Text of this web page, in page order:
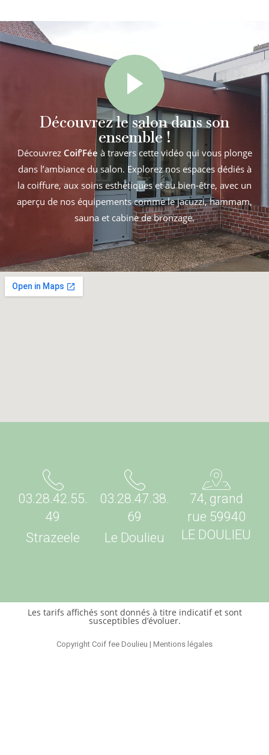
Découvrez le salon dans son
ensemble !
Découvrez Coif’Fée à travers cette vidéo qui vous plonge
dans l’ambiance du salon. Explorez nos espaces dédiés à
la coiffure, aux soins esthétiques et au bien-être, avec un
aperçu de nos équipements comme le jacuzzi, hammam,
sauna et cabine de bronzage.
03.28.42.55.
49
Strazeele
03.28.47.38.
69
Le Doulieu
74, grand
rue 59940
LE DOULIEU
Les tarifs affichés sont donnés à titre indicatif et sont
susceptibles d’évoluer.
Copyright Coif fee Doulieu | Mentions légales